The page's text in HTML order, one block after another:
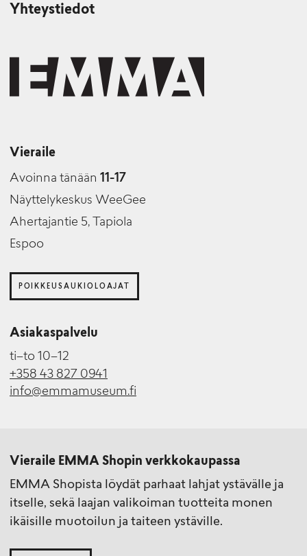
Yhteystiedot
Vieraile
Avoinna tänään 11-17
Näyttelykeskus WeeGee
Ahertajantie 5, Tapiola
Espoo
POIKKEUSAUKIOLOAJAT
Asiakaspalvelu
ti–to 10–12
+358 43 827 0941
info@emmamuseum.fi
Vieraile EMMA Shopin verkkokaupassa
EMMA Shopista löydät parhaat lahjat ystävälle ja
itselle, sekä laajan valikoiman tuotteita monen
ikäisille muotoilun ja taiteen ystäville.